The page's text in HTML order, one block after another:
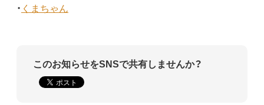
・ くまちゃん
このお知らせをSNSで共有しませんか？